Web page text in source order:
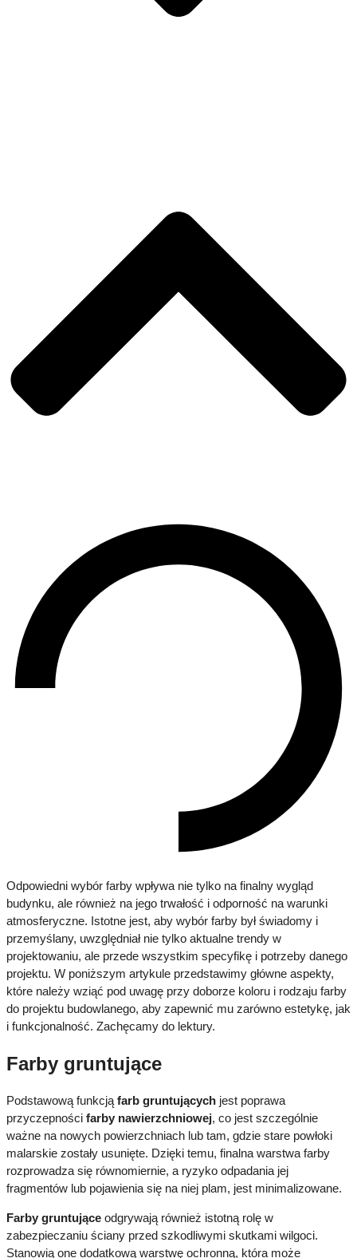
Odpowiedni wybór farby wpływa nie tylko na finalny wygląd
budynku, ale również na jego trwałość i odporność na warunki
atmosferyczne. Istotne jest, aby wybór farby był świadomy i
przemyślany, uwzględniał nie tylko aktualne trendy w
projektowaniu, ale przede wszystkim specyfikę i potrzeby danego
projektu. W poniższym artykule przedstawimy główne aspekty,
które należy wziąć pod uwagę przy doborze koloru i rodzaju farby
do projektu budowlanego, aby zapewnić mu zarówno estetykę, jak
i funkcjonalność. Zachęcamy do lektury.
Farby gruntujące
Podstawową funkcją farb gruntujących jest poprawa
przyczepności farby nawierzchniowej, co jest szczególnie
ważne na nowych powierzchniach lub tam, gdzie stare powłoki
malarskie zostały usunięte. Dzięki temu, finalna warstwa farby
rozprowadza się równomiernie, a ryzyko odpadania jej
fragmentów lub pojawienia się na niej plam, jest minimalizowane.
Farby gruntujące odgrywają również istotną rolę w
zabezpieczaniu ściany przed szkodliwymi skutkami wilgoci.
Stanowią one dodatkową warstwę ochronną, która może